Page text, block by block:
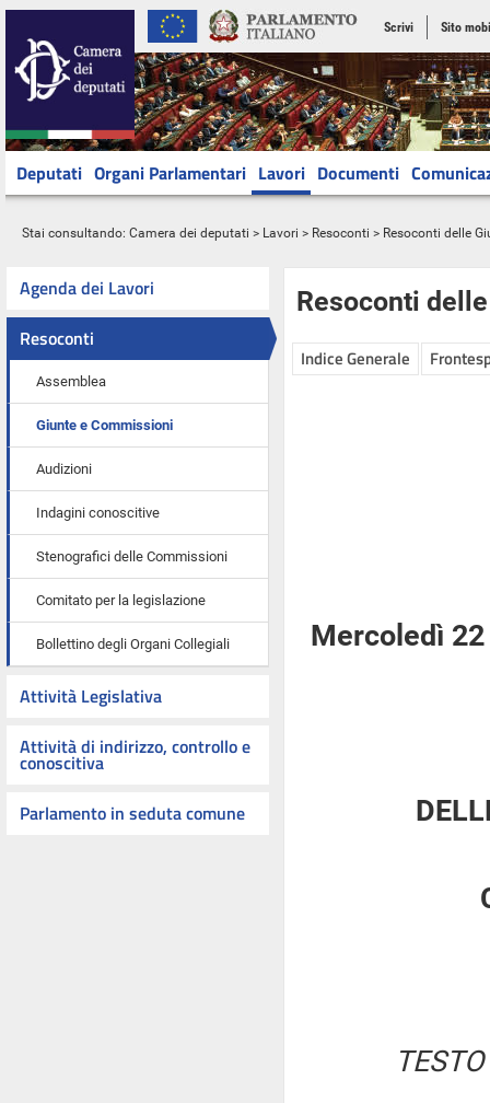
Scrivi Sito
Deputati Organi Parlamentari Lavori Documenti
Stai consultando: Camera dei deputati > Lavori > Resoconti > Resoconti delle
Agenda dei Lavori
Resoconti
Assemblea
Giunte e Commissioni
Audizioni
Indagini conoscitive
Stenografici delle Commissioni
Comitato per la legislazione
Bollettino degli Organi Collegiali
Attività Legislativa
Attività di indirizzo, controllo e
conoscitiva
Parlamento in seduta comune
Resoconti
Indice Generale
Mercoledì